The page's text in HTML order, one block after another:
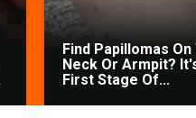
Find Papillomas On
Neck Or Armpit?
First Stage Of...